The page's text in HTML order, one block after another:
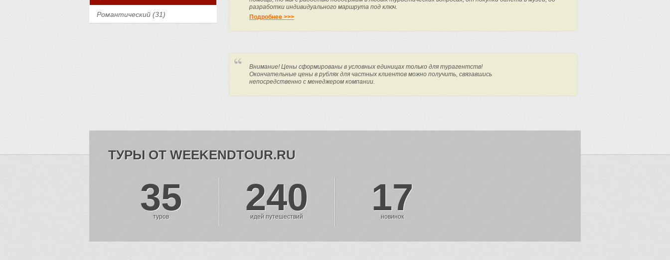
Романтический (31)
разработки индивидуального маршрута под ключ.
Подробнее >>>
Внимание! Цены сформированы в условных единицах только для турагентств!
Окончательные цены в рублях для частных клиентов можно получить, связавшись
непосредственно с менеджером компании.
ТУРЫ ОТ WEEKENDTOUR.RU
35
туров 240
идей путешествий 17
новинок